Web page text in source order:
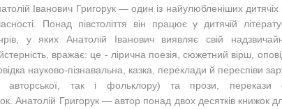
Іванович Григорук — один із найулюбленіших дитячіх
Понад півстоліття він працює у дитячій
у яких Анатолій Іванович виявляє свій
вражає: це - лірична поезія, сюжетний вірш,
науково-пізнавальна, казка, переклади й переспіви
авторської, так і фольклору) та прози, перекази
Анатолій Григорук — автор понад двох десятків книжок